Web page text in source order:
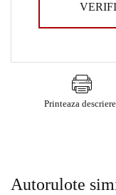
Printeaza
Autorulote